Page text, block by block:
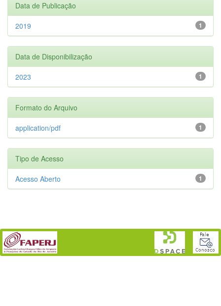
Data de Publicação
1
2019
Data de Disponibilização
1
2023
Formato do Arquivo
1
application/pdf
Tipo de Acesso
1
Acesso Aberto